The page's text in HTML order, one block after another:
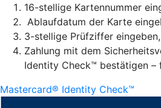
16-stellige Kartennummer
Ablaufdatum der Karte
3-stellige Prüfziffer eingeben,
Zahlung mit dem
Identity Check™ bestätigen –
Mastercard® Identity Check™